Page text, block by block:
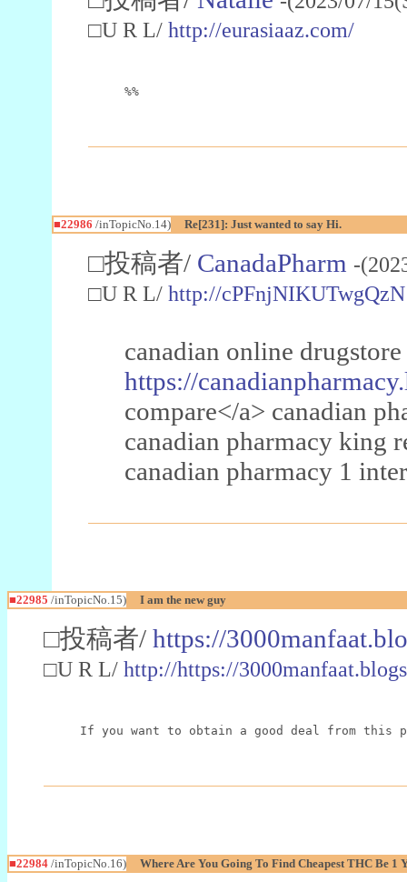
□U R L/ http://eurasiaaz.com/
%%
■22986 /inTopicNo.14) Re[231]: Just wanted to say Hi.
□投稿者/ CanadaPharm -
□U R L/ http://cPFnjNIKUTwgQzN
canadian online
https://
compare</a> canadian
canadian pharmacy king
canadian pharmacy 1
■22985 /inTopicNo.15) I am the new guy
□投稿者/ https://
□U R L/ http://https://
If you want to obtain a good deal from this
■22984 /inTopicNo.16) Where Are You Going To Find Cheapest THC Be 1